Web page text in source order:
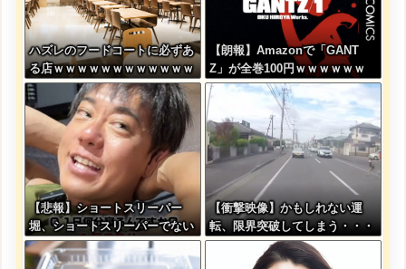
ハズレのフードコートに必ずあ
る店ｗｗｗｗｗｗｗｗｗｗｗｗ
【朗報】Amazonで「GANT
Z」が全巻100円ｗｗｗｗｗｗ
ｗｗｗｗ
【悲報】ショートスリーパー
堀、ショートスリーパーでない
事がバレてしまう
【衝撃映像】かもしれない運
転、限界突破してしまう・・・